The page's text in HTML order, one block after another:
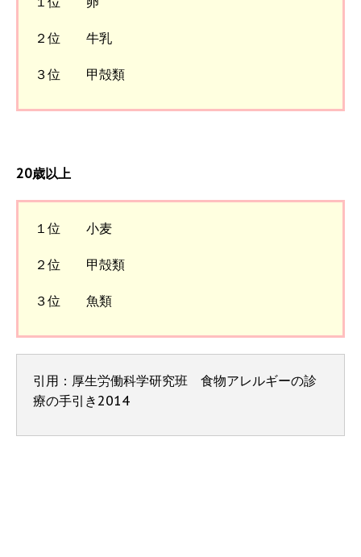
２位 牛乳
３位 甲殻類
20歳以上
１位 小麦
２位 甲殻類
３位 魚類
引用：厚生労働科学研究班 食物アレルギーの診
療の手引き2014